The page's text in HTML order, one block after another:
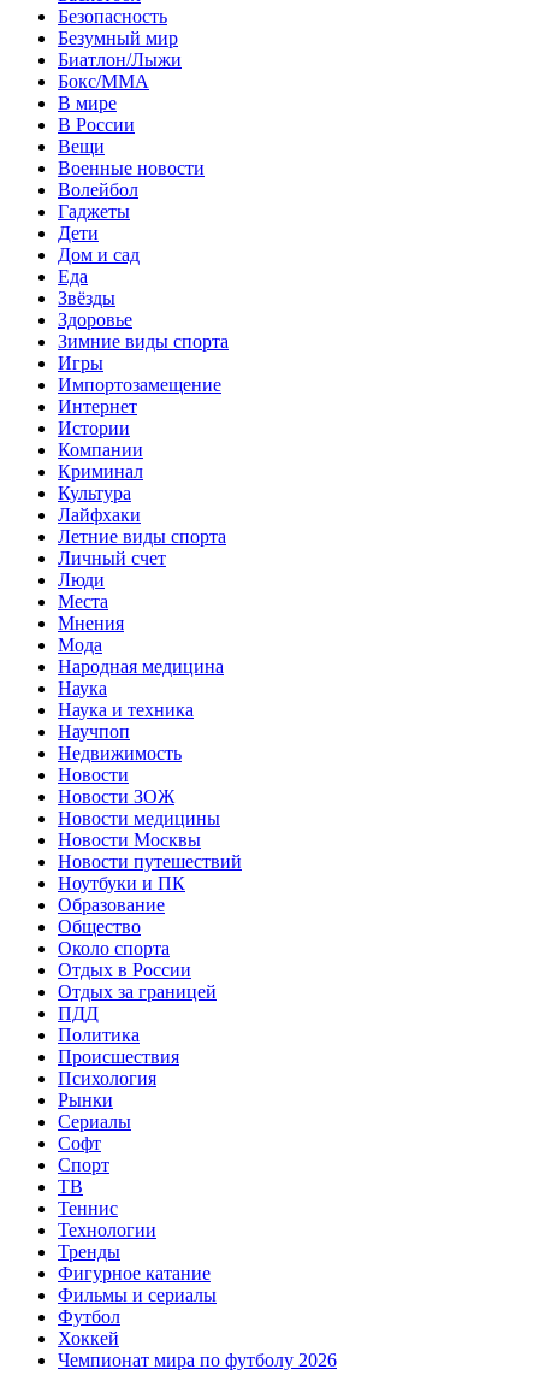
Безопасность
Безумный мир
Биатлон/Лыжи
Бокс/MMA
В мире
В России
Вещи
Военные новости
Волейбол
Гаджеты
Дети
Дом и сад
Еда
Звёзды
Здоровье
Зимние виды спорта
Игры
Импортозамещение
Интернет
Истории
Компании
Криминал
Культура
Лайфхаки
Летние виды спорта
Личный счет
Люди
Места
Мнения
Мода
Народная медицина
Наука
Наука и техника
Научпоп
Недвижимость
Новости
Новости ЗОЖ
Новости медицины
Новости Москвы
Новости путешествий
Ноутбуки и ПК
Образование
Общество
Около спорта
Отдых в России
Отдых за границей
ПДД
Политика
Происшествия
Психология
Рынки
Сериалы
Софт
Спорт
ТВ
Теннис
Технологии
Тренды
Фигурное катание
Фильмы и сериалы
Футбол
Хоккей
Чемпионат мира по футболу 2026